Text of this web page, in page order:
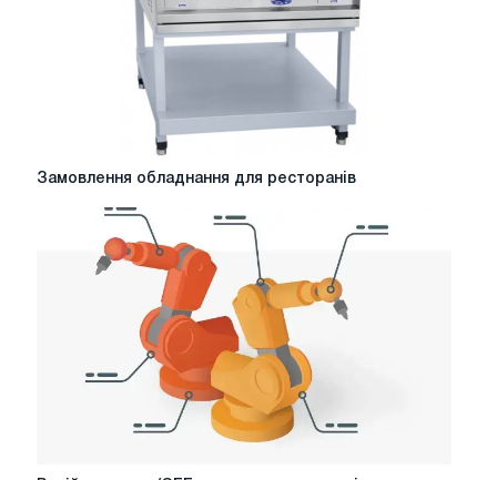
Замовлення
ресторанів
Замовлення обладнання для ресторанів
Російська